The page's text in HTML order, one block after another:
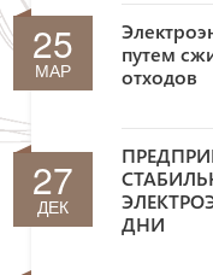
25
МАР
путем
отходов
27
ДЕК
ДНИ